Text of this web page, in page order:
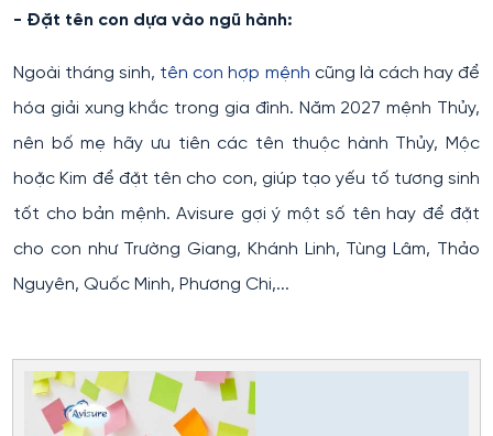
- Đặt tên con dựa vào ngũ hành:
Ngoài tháng sinh, tên con hợp mệnh cũng là cách hay để
hóa giải xung khắc trong gia đình. Năm 2027 mệnh Thủy,
nên bố mẹ hãy ưu tiên các tên thuộc hành Thủy, Mộc
hoặc Kim để đặt tên cho con, giúp tạo yếu tố tương sinh
tốt cho bản mệnh. Avisure gợi ý một số tên hay để đặt
cho con như Trường Giang, Khánh Linh, Tùng Lâm, Thảo
Nguyên, Quốc Minh, Phương Chi,...